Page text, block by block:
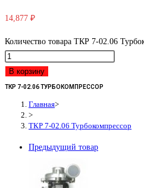
14,877 ₽
Количество товара ТКР 7-02.06
В корзину
ТКР 7-02.06 ТУРБОКОМПРЕССОР
Главная>
>
ТКР 7-02.06 Турбокомпрессор
Предыдущий товар